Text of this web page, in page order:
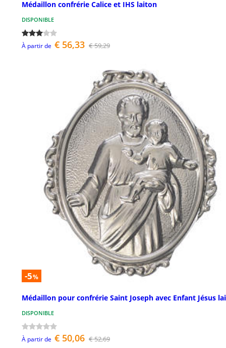
Médaillon confrérie Calice et IHS laiton
DISPONIBLE
À partir de € 56,33 € 59,29
-5%
Médaillon pour confrérie Saint Joseph avec Enfant Jésus
DISPONIBLE
À partir de € 50,06 € 52,69